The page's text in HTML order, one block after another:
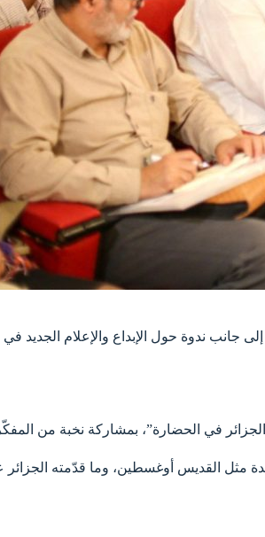
جانب ندوة حول الإبداع والإعلام الجديد
مثل القديس أوغسطين، وما قدّمته الجزائر